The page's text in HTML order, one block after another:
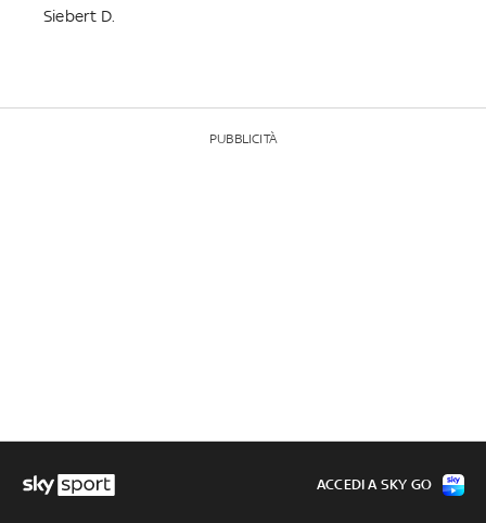
Siebert D.
PUBBLICITÀ
ACCEDI A SKY GO